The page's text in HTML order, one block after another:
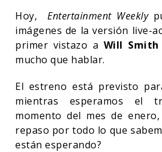
Hoy, Entertainment Weekly
imágenes de la versión live-
primer vistazo a Will Smith
mucho que hablar.
El estreno está previsto
mientras esperamos el
momento del mes de
repaso por todo lo que
están esperando?